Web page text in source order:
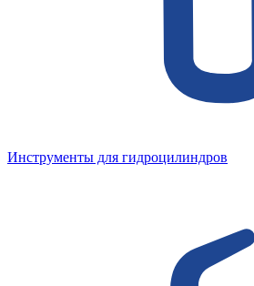
Инструменты для гидроцилиндров